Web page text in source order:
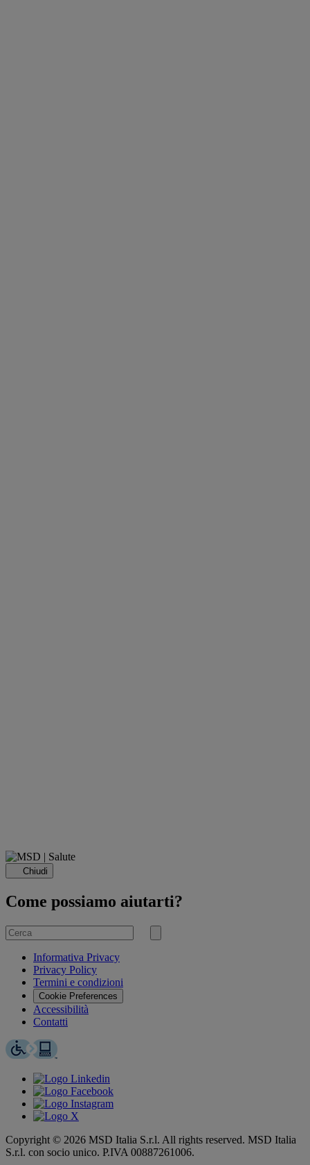
Chiudi
Come possiamo aiutarti?
Cerca
per
Invia
Informativa Privacy
Privacy Policy
Termini e condizioni
Cookie Preferences
Accessibilità
Contatti
Copyright © 2026 MSD Italia S.r.l. All rights reserved. MSD Italia
S.r.l. con socio unico. P.IVA 00887261006.